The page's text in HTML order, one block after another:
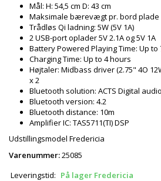
Mål: H: 54,5 cm D: 43 cm
Maksimale bærevægt pr. bord plade
Trådløs Qi ladning: 5W (5V 1A)
2 USB-port oplader 5V 2.1A og 5V 1A
Battery Powered Playing Time: Up to
Charging Time: Up to 4 hours
Højtaler: Midbass driver (2.75" 4O
x 2
Bluetooth solution: ACTS Digital
Bluetooth version: 4.2
Bluetooth distance: 10m
Amplifier IC: TAS5711(TI) DSP
Udstillingsmodel Fredericia
Varenummer:25085
Leveringstid: På lager Fredericia